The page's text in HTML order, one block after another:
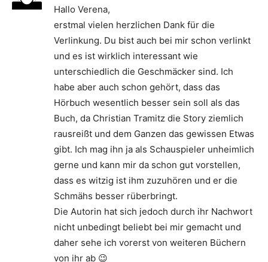
Hallo Verena,
erstmal vielen herzlichen Dank für die
Verlinkung. Du bist auch bei mir schon verlinkt
und es ist wirklich interessant wie
unterschiedlich die Geschmäcker sind. Ich
habe aber auch schon gehört, dass das
Hörbuch wesentlich besser sein soll als das
Buch, da Christian Tramitz die Story ziemlich
rausreißt und dem Ganzen das gewissen Etwas
gibt. Ich mag ihn ja als Schauspieler unheimlich
gerne und kann mir da schon gut vorstellen,
dass es witzig ist ihm zuzuhören und er die
Schmähs besser rüberbringt.
Die Autorin hat sich jedoch durch ihr Nachwort
nicht unbedingt beliebt bei mir gemacht und
daher sehe ich vorerst von weiteren Büchern
von ihr ab 😉